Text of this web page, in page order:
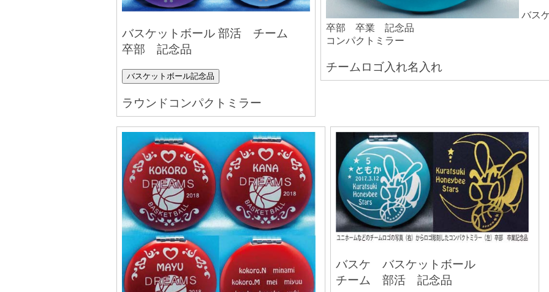
バスケットボール 部活 チーム
卒部 記念品
バスケットボール記念品
ラウンドコンパクトミラー
バス
卒部 卒業 記念品
コンパクトミラー
チームロゴ入れ名入れ
バスケ バスケットボール
チーム 部活 記念品